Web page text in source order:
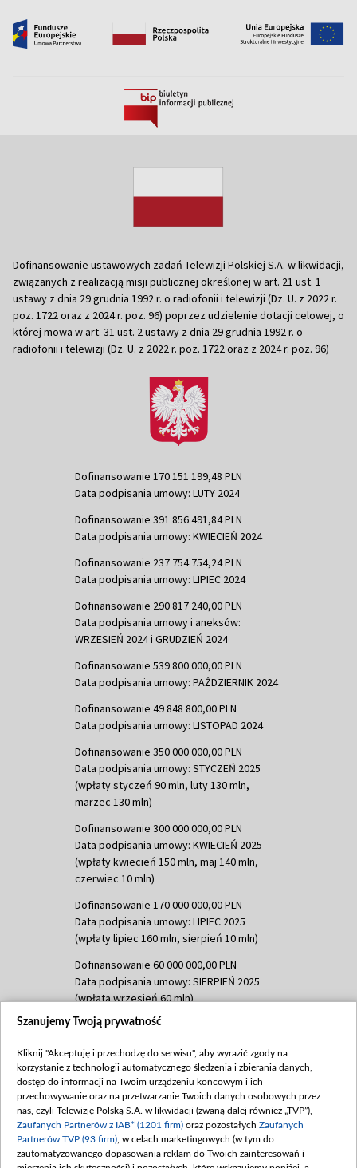
Dofinansowanie ustawowych zadań Telewizji Polskiej S.A. w likwidacji,
związanych z realizacją misji publicznej określonej w art. 21 ust. 1
ustawy z dnia 29 grudnia 1992 r. o radiofonii i telewizji (Dz. U. z 2022 r.
poz. 1722 oraz z 2024 r. poz. 96) poprzez udzielenie dotacji celowej, o
której mowa w art. 31 ust. 2 ustawy z dnia 29 grudnia 1992 r. o
radiofonii i telewizji (Dz. U. z 2022 r. poz. 1722 oraz z 2024 r. poz. 96)
Dofinansowanie 170 151 199,48 PLN
Data podpisania umowy: LUTY 2024
Dofinansowanie 391 856 491,84 PLN
Data podpisania umowy: KWIECIEŃ 2024
Dofinansowanie 237 754 754,24 PLN
Data podpisania umowy: LIPIEC 2024
Dofinansowanie 290 817 240,00 PLN
Data podpisania umowy i aneksów:
WRZESIEŃ 2024 i GRUDZIEŃ 2024
Dofinansowanie 539 800 000,00 PLN
Data podpisania umowy: PAŹDZIERNIK 2024
Dofinansowanie 49 848 800,00 PLN
Data podpisania umowy: LISTOPAD 2024
Dofinansowanie 350 000 000,00 PLN
Data podpisania umowy: STYCZEŃ 2025
(wpłaty styczeń 90 mln, luty 130 mln,
marzec 130 mln)
Dofinansowanie 300 000 000,00 PLN
Data podpisania umowy: KWIECIEŃ 2025
(wpłaty kwiecień 150 mln, maj 140 mln,
czerwiec 10 mln)
Dofinansowanie 170 000 000,00 PLN
Data podpisania umowy: LIPIEC 2025
(wpłaty lipiec 160 mln, sierpień 10 mln)
Dofinansowanie 60 000 000,00 PLN
Data podpisania umowy: SIERPIEŃ 2025
(wpłata wrzesień 60 mln)
Dofinansowanie 635 783 051,21 PLN
(wpłata wrzesień 100 mln, październik 350
mln, listopad 265 mln)
Dofinansowanie 48 862 000,00 PLN
Data podpisania umowy: GRUDZIEŃ 2025
(wpłata grudzień 60,548 mln)
Dofinansowanie 900 000 000,00 PLN
Szanujemy Twoją prywatność
Kliknij "Akceptuję i przechodzę do serwisu", aby wyrazić zgody na
korzystanie z technologii automatycznego śledzenia i zbierania danych,
dostęp do informacji na Twoim urządzeniu końcowym i ich
przechowywanie oraz na przetwarzanie Twoich danych osobowych przez
nas, czyli Telewizję Polską S.A. w likwidacji (zwaną dalej również „TVP”),
Zaufanych Partnerów z IAB* (1201 firm) oraz pozostałych Zaufanych
Partnerów TVP (93 firm) , w celach marketingowych (w tym do
zautomatyzowanego dopasowania reklam do Twoich zainteresowań i